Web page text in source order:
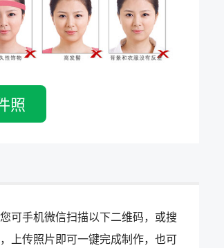
照
可手机微信扫描以下二维码，或搜
上传照片即可一键完成制作，也可